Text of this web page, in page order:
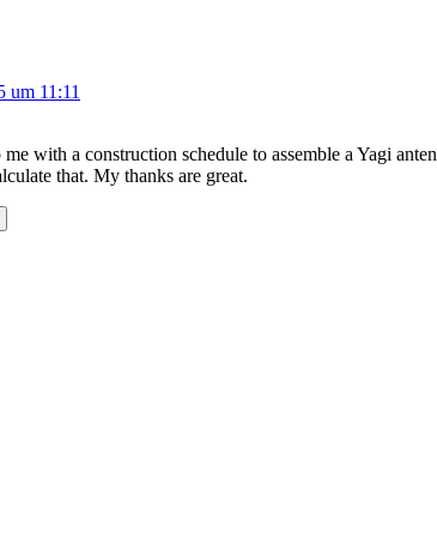
um 11:11
with a construction schedule to assemble a Yagi
that. My thanks are great.